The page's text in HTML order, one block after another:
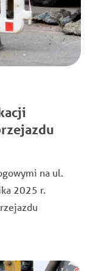
na ul.
2025 r.